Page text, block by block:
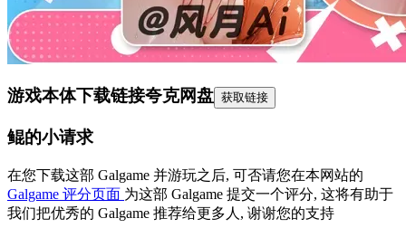
游戏本体下载链接夸克网盘 获取链接
鲲的小请求
在您下载这部 Galgame 并游玩之后, 可否请您在本网站的
Galgame 评分页面 为这部 Galgame 提交一个评分, 这将有助于
我们把优秀的 Galgame 推荐给更多人, 谢谢您的支持